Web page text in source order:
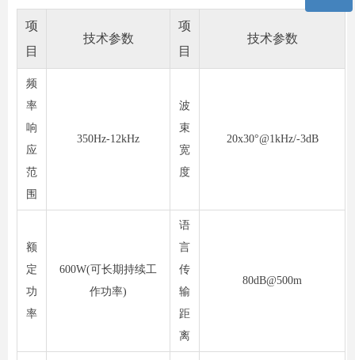
项
目
技术参数
项
目
技术参数
频
率
响
应
范
围
350Hz-12kHz
波
束
宽
度
20x30°@1kHz/-3dB
额
定
功
率
600W(可长期持续工
作功率)
语
言
传
输
距
离
80dB@500m